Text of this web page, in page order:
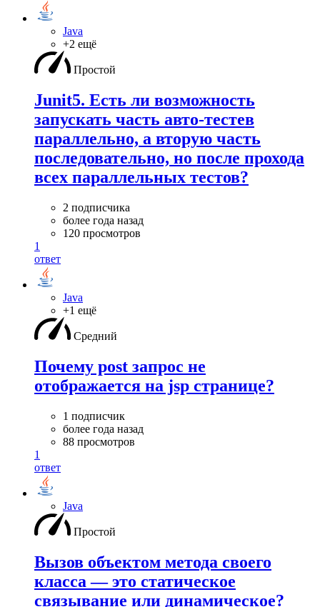
Java
+2 ещё
Простой
Junit5. Есть ли возможность
запускать часть авто-тестев
параллельно, а вторую часть
последовательно, но после прохода
всех параллельных тестов?
2 подписчика
более года назад
120 просмотров
1
ответ
Java
+1 ещё
Средний
Почему post запрос не
отображается на jsp странице?
1 подписчик
более года назад
88 просмотров
1
ответ
Java
Простой
Вызов объектом метода своего
класса — это статическое
связывание или динамическое?